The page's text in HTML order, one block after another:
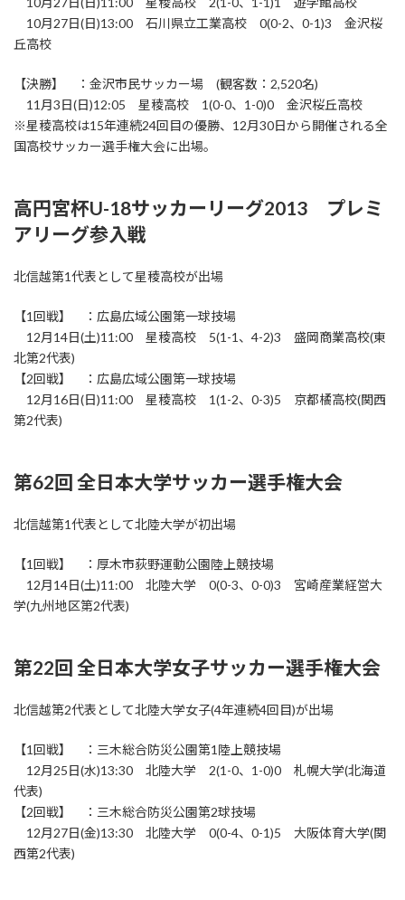
10月27日(日)13:00 石川県立工業高校 0(0-2、0-1)3 金沢桜
丘高校
【決勝】 ：金沢市民サッカー場 (観客数：2,520名)
11月3日(日)12:05 星稜高校 1(0-0、1-0)0 金沢桜丘高校
※星稜高校は15年連続24回目の優勝、12月30日から開催される全
国高校サッカー選手権大会に出場。
高円宮杯U-18サッカーリーグ2013 プレミ
アリーグ参入戦
北信越第1代表として星稜高校が出場
【1回戦】 ：広島広域公園第一球技場
12月14日(土)11:00 星稜高校 5(1-1、4-2)3 盛岡商業高校(東
北第2代表)
【2回戦】 ：広島広域公園第一球技場
12月16日(日)11:00 星稜高校 1(1-2、0-3)5 京都橘高校(関西
第2代表)
第62回 全日本大学サッカー選手権大会
北信越第1代表として北陸大学が初出場
【1回戦】 ：厚木市荻野運動公園陸上競技場
12月14日(土)11:00 北陸大学 0(0-3、0-0)3 宮崎産業経営大
学(九州地区第2代表)
第22回 全日本大学女子サッカー選手権大会
北信越第2代表として北陸大学女子(4年連続4回目)が出場
【1回戦】 ：三木総合防災公園第1陸上競技場
12月25日(水)13:30 北陸大学 2(1-0、1-0)0 札幌大学(北海道
代表)
【2回戦】 ：三木総合防災公園第2球技場
12月27日(金)13:30 北陸大学 0(0-4、0-1)5 大阪体育大学(関
西第2代表)